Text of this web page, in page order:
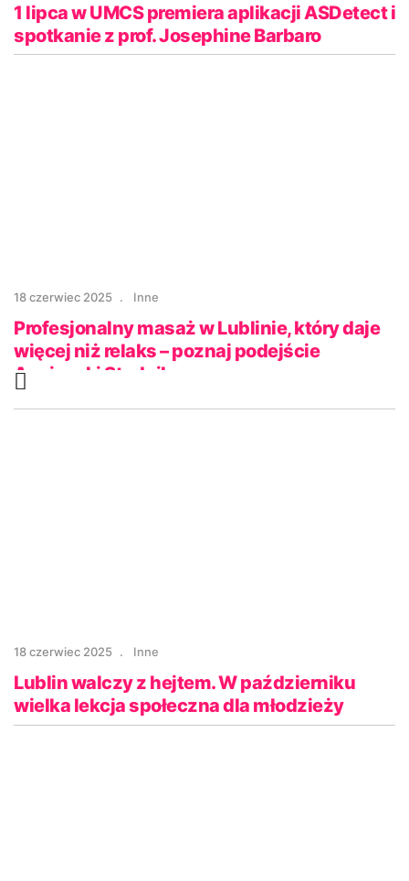
1 lipca w UMCS premiera aplikacji ASDetect i
spotkanie z prof. Josephine Barbaro
18 czerwiec 2025 Inne
Profesjonalny masaż w Lublinie, który daje
więcej niż relaks – poznaj podejście
Agnieszki Stadnik
18 czerwiec 2025 Inne
Lublin walczy z hejtem. W październiku
wielka lekcja społeczna dla młodzieży